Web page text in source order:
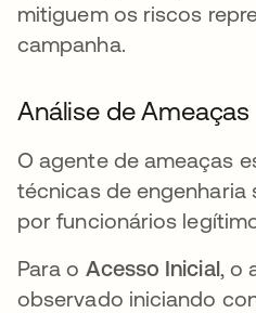
mitiguem os riscos
campanha.
Análise de Ameaças
O agente de ameaças
técnicas de engenharia
por funcionários
Para o Acesso Inicial, o
observado iniciando